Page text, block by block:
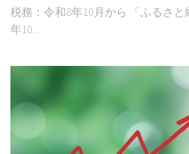
税務：令和8年10月から 「ふるさと
年10...